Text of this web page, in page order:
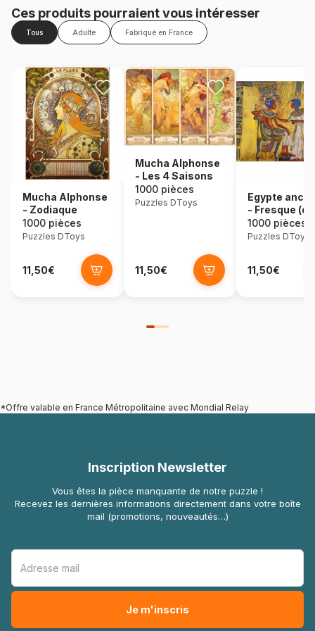
Ces produits pourraient vous intéresser
Tous Adulte Fabriqué en France
Mucha Alphonse
- Zodiaque
1000 pièces
Puzzles DToys
11,50€
Mucha Alphonse
- Les 4 Saisons
1000 pièces
Puzzles DToys
11,50€
Egypte
- Fresque
1000 pièces
Puzzles DToys
11,50€
*Offre valable en France Métropolitaine avec Mondial Relay
Inscription Newsletter
Vous êtes la pièce manquante de notre puzzle !
Recevez les dernières informations directement dans votre boîte
mail (promotions, nouveautés…)